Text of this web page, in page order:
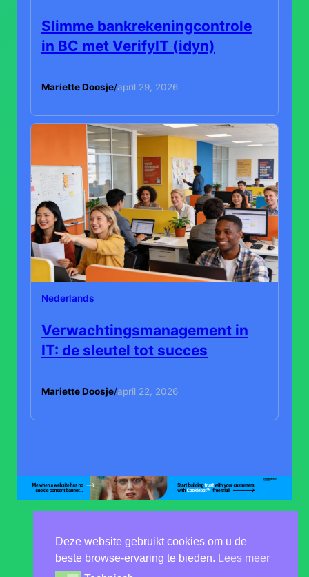
Slimme bankrekeningcontrole
in BC met VerifyIT (idyn)
Mariette Doosje/april 29, 2026
Nederlands
Verwachtingsmanagement in
IT: de sleutel tot succes
Mariette Doosje/april 22, 2026
Deze website gebruikt cookies om u de
beste browse-ervaring te bieden.
Lees meer